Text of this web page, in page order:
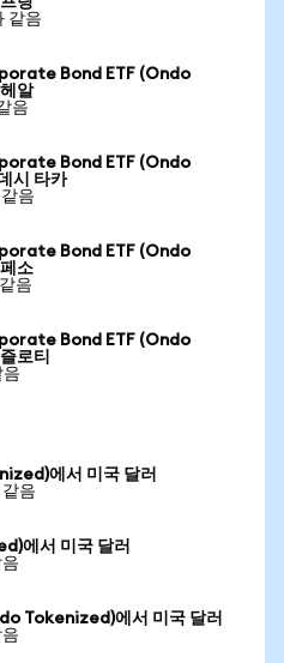
같음
Bond ETF (Ondo
알
음
Bond ETF (Ondo
시 타카
음
Bond ETF (Ondo
소
음
Bond ETF (Ondo
로티
음
에서 미국 달러
음
에서 미국 달러
Tokenized)에서 미국 달러